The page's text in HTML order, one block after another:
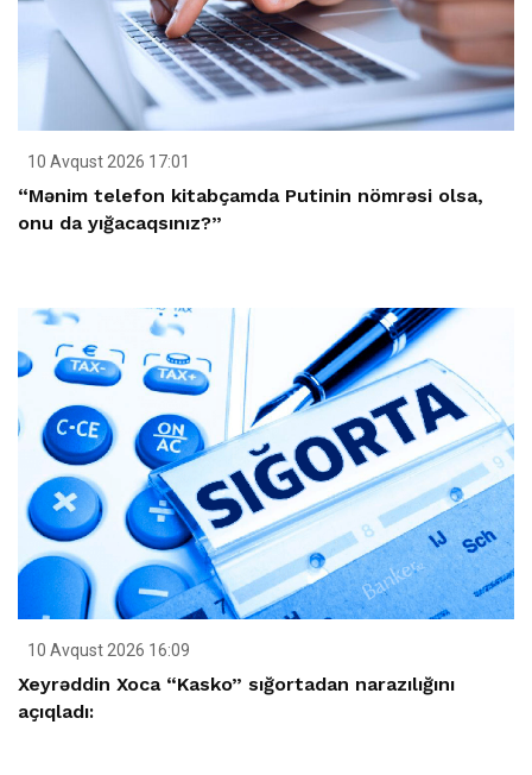
10 Avqust 2026 17:01
“Mənim telefon kitabçamda Putinin nömrəsi olsa,
onu da yığacaqsınız?”
10 Avqust 2026 16:09
Xeyrəddin Xoca “Kasko” sığortadan narazılığını
açıqladı: